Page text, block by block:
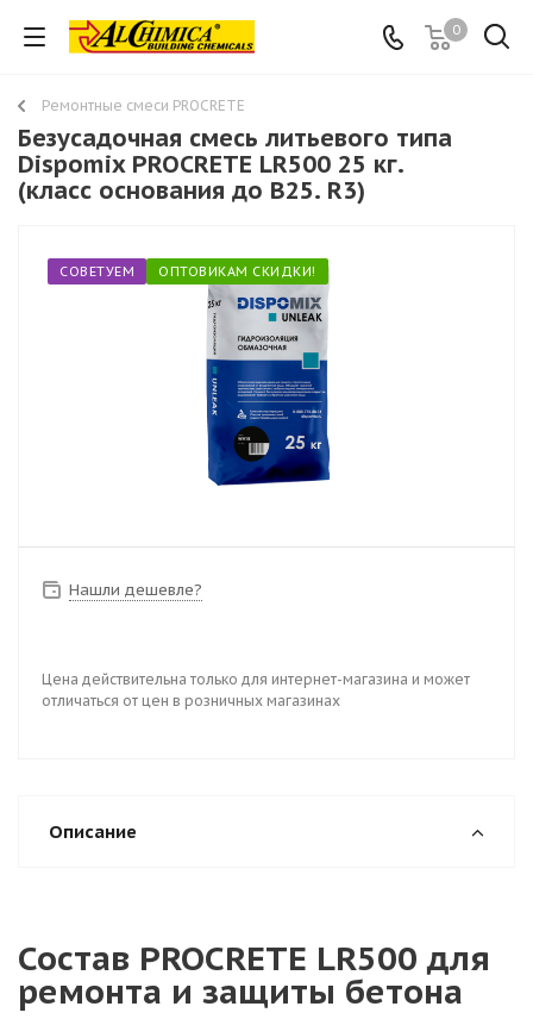
0
Ремонтные смеси PROCRETE
Безусадочная смесь литьевого типа
Dispomix PROCRETE LR500 25 кг.
(класс основания до B25. R3)
СОВЕТУЕМ ОПТОВИКАМ СКИДКИ!
Нашли дешевле?
Цена действительна только для интернет-магазина и может
отличаться от цен в розничных магазинах
Описание
Состав PROCRETE LR500 для
ремонта и защиты бетона